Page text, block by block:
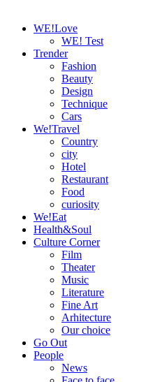
WE!Love
WE! Test
Trender
Fashion
Beauty
Design
Technique
Cars
We!Travel
Country
city
Hotel
Restaurant
Food
curiosity
We!Eat
Health&Soul
Culture Corner
Film
Theater
Music
Literature
Fine Art
Arhitecture
Our choice
Go Out
People
News